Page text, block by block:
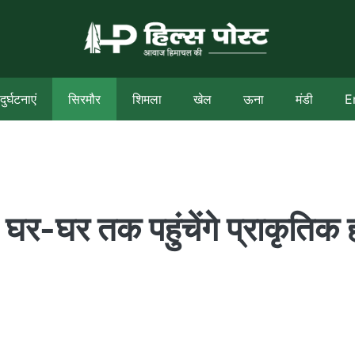
दुर्घटनाएं सिरमौर शिमला खेल ऊना मंडी
घर तक पहुंचेंगे प्राकृतिक